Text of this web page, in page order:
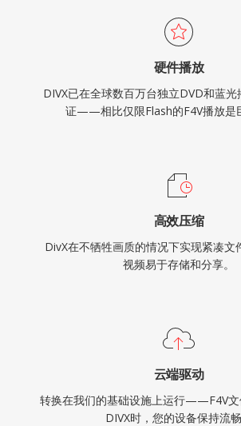
硬件播放
DIVX已在全球数百万台独立DVD和蓝光
证——相比仅限Flash的F4V播放是
高效压缩
DivX在不牺牲画质的情况下实现紧凑文
视频易于存储和分享。
云端驱动
转换在我们的基础设施上运行——F4V文
DIVX时，您的设备保持流畅